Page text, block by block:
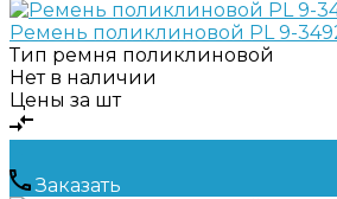
Ремень поликлиновой PL 9-
Тип ремня поликлиновой
Нет в наличии
Цены за шт
Заказать